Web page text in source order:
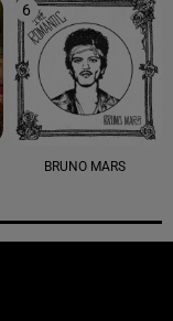
6
BRUNO MARS